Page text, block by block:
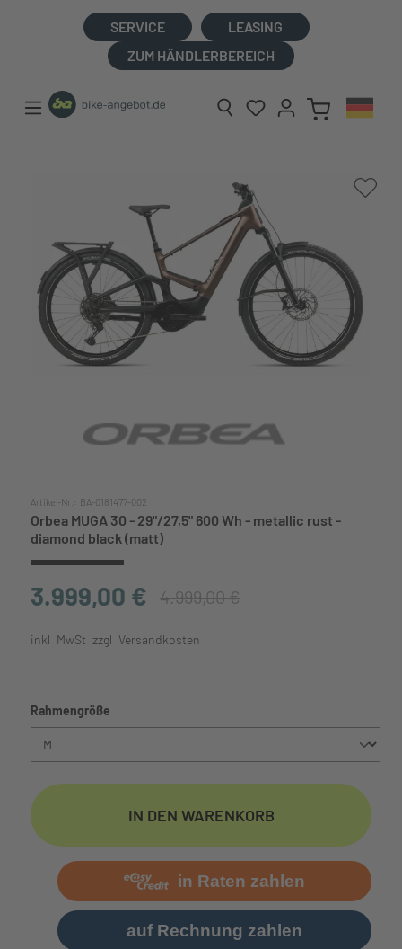
SERVICE
LEASING
ZUM HÄNDLERBEREICH
Artikel-Nr.: BA-0181477-002
Orbea MUGA 30 - 29"/27,5" 600 Wh - metallic rust -
diamond black (matt)
3.999,00 € 4.999,00 €
inkl. MwSt. zzgl. Versandkosten
Rahmengröße
IN DEN WARENKORB